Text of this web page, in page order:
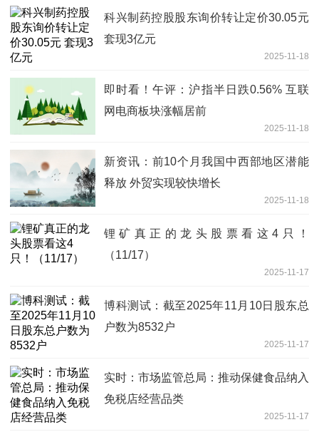
科兴制药控股股东询价转让定价30.05元
套现3亿元
2025-11-18
即时看！午评：沪指半日跌0.56% 互联
网电商板块涨幅居前
2025-11-18
新资讯：前10个月我国中西部地区潜能
释放 外贸实现较快增长
2025-11-18
锂矿真正的龙头股票看这4只！
（11/17）
2025-11-17
博科测试：截至2025年11月10日股东总
户数为8532户
2025-11-17
实时：市场监管总局：推动保健食品纳入
免税店经营品类
2025-11-17